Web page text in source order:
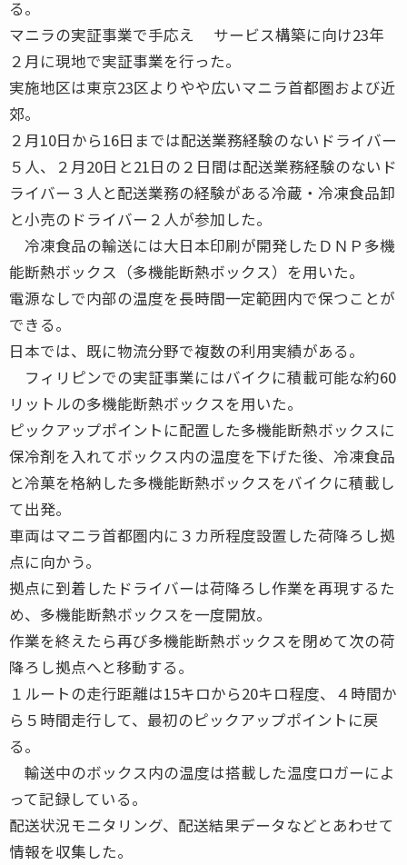
る。
マニラの実証事業で手応え サービス構築に向け23年
２月に現地で実証事業を行った。
実施地区は東京23区よりやや広いマニラ首都圏および近
郊。
２月10日から16日までは配送業務経験のないドライバー
５人、２月20日と21日の２日間は配送業務経験のないド
ライバー３人と配送業務の経験がある冷蔵・冷凍食品卸
と小売のドライバー２人が参加した。
冷凍食品の輸送には大日本印刷が開発したＤＮＰ多機
能断熱ボックス（多機能断熱ボックス）を用いた。
電源なしで内部の温度を長時間一定範囲内で保つことが
できる。
日本では、既に物流分野で複数の利用実績がある。
フィリピンでの実証事業にはバイクに積載可能な約60
リットルの多機能断熱ボックスを用いた。
ピックアップポイントに配置した多機能断熱ボックスに
保冷剤を入れてボックス内の温度を下げた後、冷凍食品
と冷菓を格納した多機能断熱ボックスをバイクに積載し
て出発。
車両はマニラ首都圏内に３カ所程度設置した荷降ろし拠
点に向かう。
拠点に到着したドライバーは荷降ろし作業を再現するた
め、多機能断熱ボックスを一度開放。
作業を終えたら再び多機能断熱ボックスを閉めて次の荷
降ろし拠点へと移動する。
１ルートの走行距離は15キロから20キロ程度、４時間か
ら５時間走行して、最初のピックアップポイントに戻
る。
輸送中のボックス内の温度は搭載した温度ロガーによ
って記録している。
配送状況モニタリング、配送結果データなどとあわせて
情報を収集した。